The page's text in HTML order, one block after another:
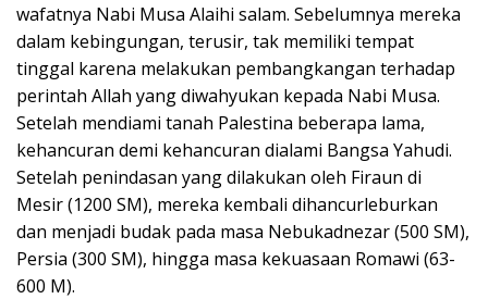
wafatnya Nabi Musa Alaihi salam. Sebelumnya mereka
dalam kebingungan, terusir, tak memiliki tempat
tinggal karena melakukan pembangkangan terhadap
perintah Allah yang diwahyukan kepada Nabi Musa.
Setelah mendiami tanah Palestina beberapa lama,
kehancuran demi kehancuran dialami Bangsa Yahudi.
Setelah penindasan yang dilakukan oleh Firaun di
Mesir (1200 SM), mereka kembali dihancurleburkan
dan menjadi budak pada masa Nebukadnezar (500 SM),
Persia (300 SM), hingga masa kekuasaan Romawi (63-
600 M).